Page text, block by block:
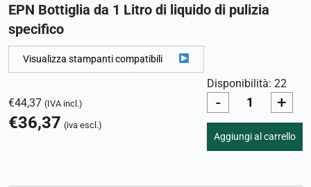
EPN Bottiglia da 1 Litro di liquido di pulizia
specifico
Visualizza stampanti compatibili
€44,37 (IVA incl.)
€36,37 (iva escl.)
Disponibilità: 22
- +
Aggiungi al carrello